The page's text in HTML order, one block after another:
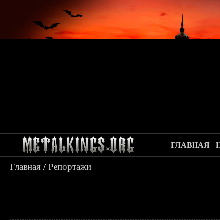
ГЛАВНАЯ
Главная /Репортажи